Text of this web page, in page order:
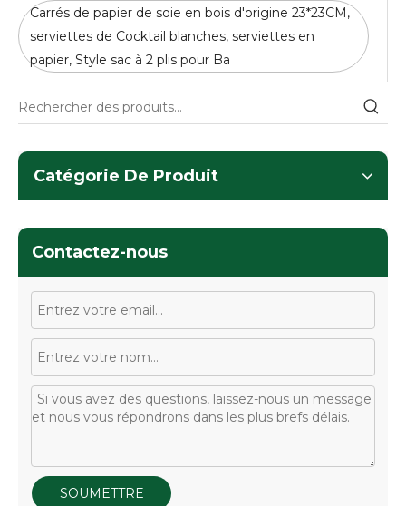
Carrés de papier de soie en bois d'origine 23*23CM,
serviettes de Cocktail blanches, serviettes en
papier, Style sac à 2 plis pour Ba
Catégorie De Produit
Contactez-nous
SOUMETTRE